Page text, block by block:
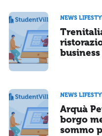
NEWS
NEWS
Arquà
borgo
sommo